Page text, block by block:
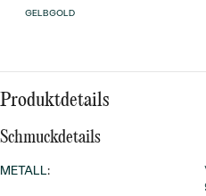
NACH DER FARBE
MASSGEFERTIGTER
DIAMANTEN
Ringe
GELBGOLD
Produktdetails
Schmuckdetails
METALL: